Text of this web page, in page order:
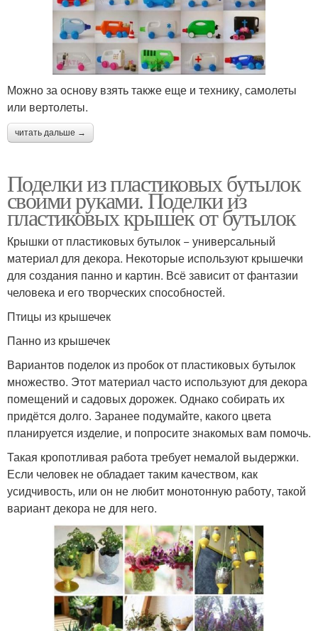
Можно за основу взять также еще и технику, самолеты
или вертолеты.
читать дальше →
Поделки из пластиковых бутылок
своими руками. Поделки из
пластиковых крышек от бутылок
Крышки от пластиковых бутылок − универсальный
материал для декора. Некоторые используют крышечки
для создания панно и картин. Всё зависит от фантазии
человека и его творческих способностей.
Птицы из крышечек
Панно из крышечек
Вариантов поделок из пробок от пластиковых бутылок
множество. Этот материал часто используют для декора
помещений и садовых дорожек. Однако собирать их
придётся долго. Заранее подумайте, какого цвета
планируется изделие, и попросите знакомых вам помочь.
Такая кропотливая работа требует немалой выдержки.
Если человек не обладает таким качеством, как
усидчивость, или он не любит монотонную работу, такой
вариант декора не для него.